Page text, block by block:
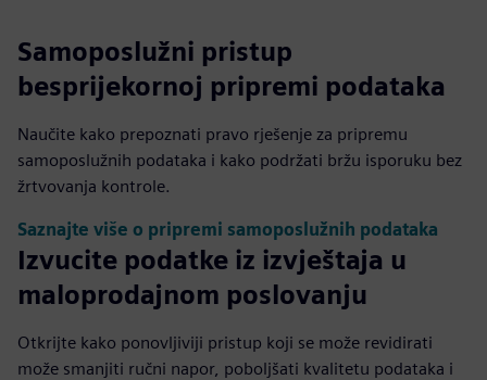
Samoposlužni pristup
besprijekornoj pripremi podataka
Naučite kako prepoznati pravo rješenje za pripremu
samoposlužnih podataka i kako podržati bržu isporuku bez
žrtvovanja kontrole.
Saznajte više o pripremi samoposlužnih podataka
Izvucite podatke iz izvještaja u
maloprodajnom poslovanju
Otkrijte kako ponovljiviji pristup koji se može revidirati
može smanjiti ručni napor, poboljšati kvalitetu podataka i